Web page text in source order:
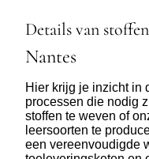
Details van
Nantes
Hier krijg je inzicht in
processen die nodig
stoffen te weven of
leersoorten te
een vereenvoudigde